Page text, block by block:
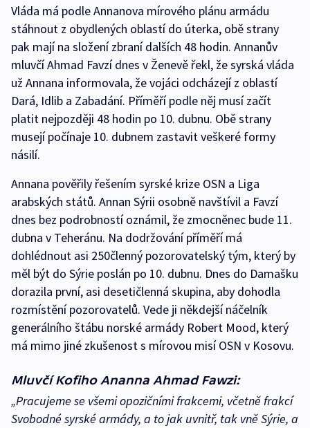
Vláda má podle Annanova mírového plánu armádu
stáhnout z obydlených oblastí do úterka, obě strany
pak mají na složení zbraní dalších 48 hodin. Annanův
mluvčí Ahmad Favzí dnes v Ženevě řekl, že syrská vláda
už Annana informovala, že vojáci odcházejí z oblastí
Dará, Idlib a Zabadání. Příměří podle něj musí začít
platit nejpozději 48 hodin po 10. dubnu. Obě strany
musejí počínaje 10. dubnem zastavit veškeré formy
násilí.
Annana pověřily řešením syrské krize OSN a Liga
arabských států. Annan Sýrii osobně navštívil a Favzí
dnes bez podrobností oznámil, že zmocněnec bude 11.
dubna v Teheránu. Na dodržování příměří má
dohlédnout asi 250členný pozorovatelský tým, který by
měl být do Sýrie poslán po 10. dubnu. Dnes do Damašku
dorazila první, asi desetičlenná skupina, aby dohodla
rozmístění pozorovatelů. Vede ji někdejší náčelník
generálního štábu norské armády Robert Mood, který
má mimo jiné zkušenost s mírovou misí OSN v Kosovu.
Mluvčí Kofiho Ananna Ahmad Fawzi:
„Pracujeme se všemi opozičními frakcemi, včetně frakcí
Svobodné syrské armády, a to jak uvnitř, tak vně Sýrie, a